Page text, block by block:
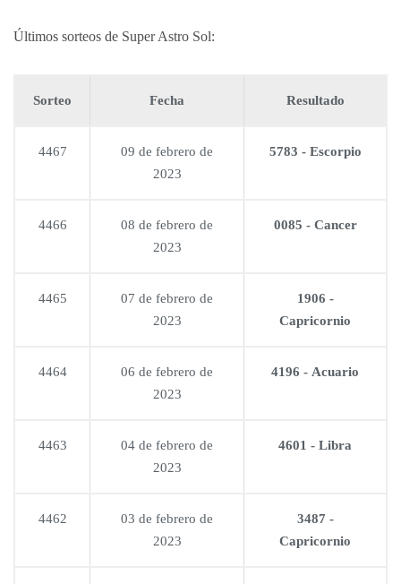
Últimos sorteos de Super Astro Sol:
Sorteo Fecha Resultado
4467
09 de febrero de
2023
5783 - Escorpio
4466
08 de febrero de
2023
0085 - Cancer
4465
07 de febrero de
2023
1906 -
Capricornio
4464
06 de febrero de
2023
4196 - Acuario
4463
04 de febrero de
2023
4601 - Libra
4462
03 de febrero de
2023
3487 -
Capricornio